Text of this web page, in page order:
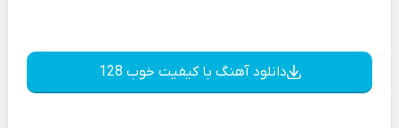
دانلود آهنگ با کیفیت خوب 128